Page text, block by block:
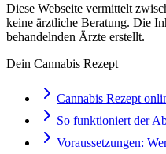
Diese Webseite vermittelt
keine ärztliche Beratung. Die
behandelnden Ärzte erstellt.
Dein Cannabis Rezept
Cannabis Rezept
So funktioniert der
Voraussetzungen: